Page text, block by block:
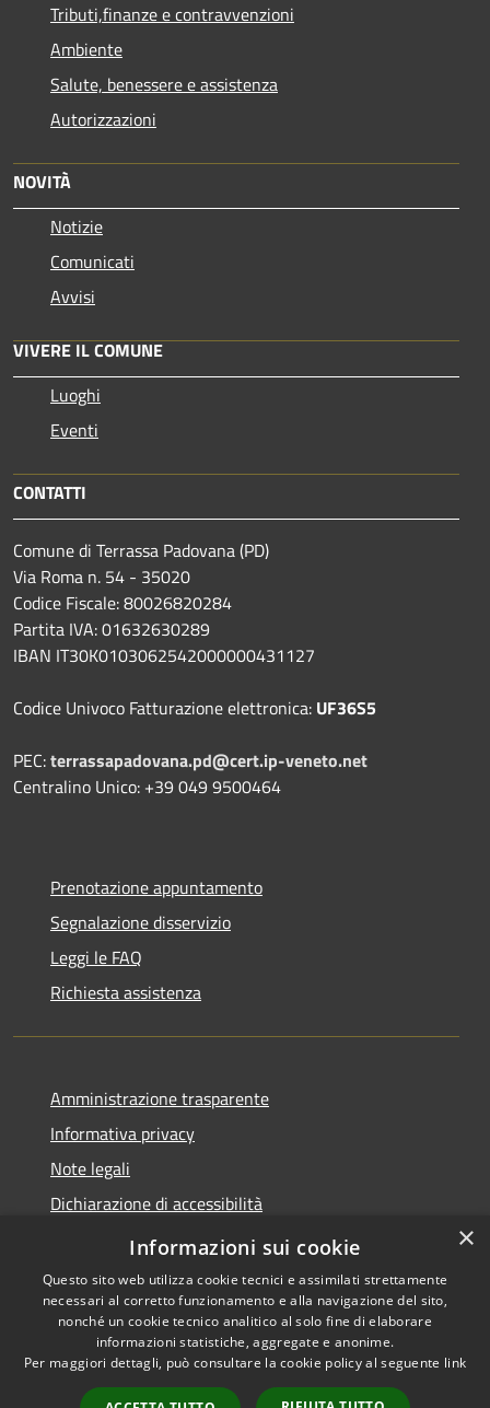
Tributi,finanze e contravvenzioni
Ambiente
Salute, benessere e assistenza
Autorizzazioni
NOVITÀ
Notizie
Comunicati
Avvisi
VIVERE IL COMUNE
Luoghi
Eventi
CONTATTI
Comune di Terrassa Padovana (PD)
Via Roma n. 54 - 35020
Codice Fiscale: 80026820284
Partita IVA: 01632630289
IBAN IT30K0103062542000000431127
Codice Univoco Fatturazione elettronica: UF36S5
PEC:terrassapadovana.pd@cert.ip-veneto.net
Centralino Unico: +39 049 9500464
Prenotazione appuntamento
Segnalazione disservizio
Leggi le FAQ
Richiesta assistenza
Amministrazione trasparente
Informativa privacy
Note legali
Dichiarazione di accessibilità
Segnalazioni di inaccessibilità
Accessibilità
Copyright © 2026 • Comune di
Terrassa Padovana • Powered
byMunicipium Accesso
×
Informazioni sui cookie
Questo sito web utilizza cookie tecnici e assimilati strettamente
necessari al corretto funzionamento e alla navigazione del sito,
nonché un cookie tecnico analitico al solo fine di elaborare
informazioni statistiche, aggregate e anonime.
Per maggiori dettagli, può consultare la cookie policy al seguente link